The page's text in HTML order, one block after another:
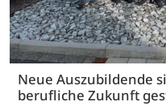
Neue Auszubildende
berufliche Zukunft